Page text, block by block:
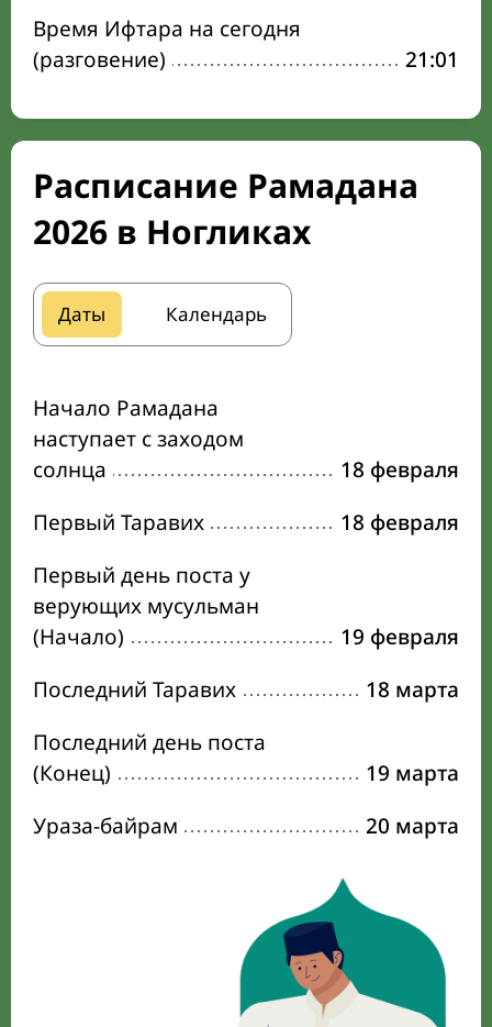
Время Ифтара на сегодня
(разговение)
21:01
Расписание Рамадана
2026 в Ногликах
Даты Календарь
Начало Рамадана
наступает с заходом
солнца
18 февраля
Первый Таравих
18 февраля
Первый день поста у
верующих мусульман
(Начало)
19 февраля
Последний Таравих
18 марта
Последний день поста
(Конец)
19 марта
Ураза-байрам
20 марта